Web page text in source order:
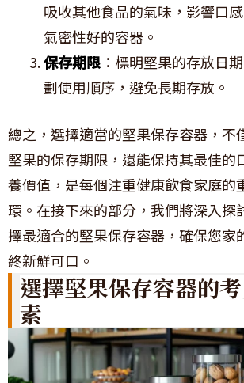
吸收其他食品的氣味，影響口
氣密性好的容器。
保存期限 ：標明堅果的存放日
劃使用順序，避免長期存放。
總之，選擇適當的堅果保存容器，不
堅果的保存期限，還能保持其最佳的
養價值，是每個注重健康飲食家庭的
環。在接下來的部分，我們將深入探
擇最適合的堅果保存容器，確保您家
終新鮮可口。
選擇堅果保存容器的
素